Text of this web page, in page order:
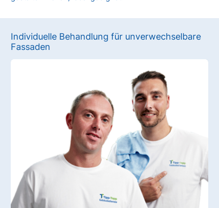
Individuelle Behandlung für unverwechselbare
Fassaden